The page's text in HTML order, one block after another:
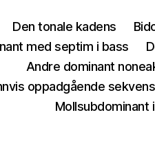
Den tonale kadens
med septim i bass
Andre dominant
oppadgående sekvens
Mollsubdominant